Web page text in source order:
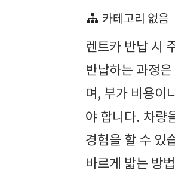
카테고리 없음
렌트카 반납 시
반납하는 과정
며, 부가 비용이
야 합니다. 차량
경험을 할 수 있
바르게 밟는 방